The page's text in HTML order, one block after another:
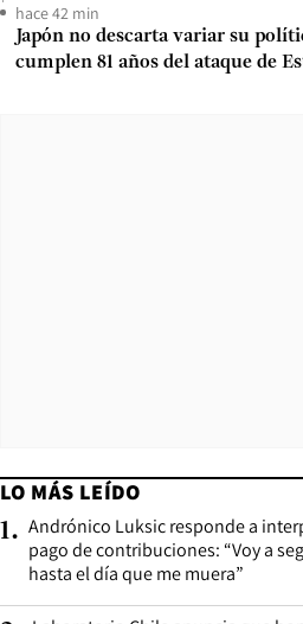
hace 42 min
Japón no descarta variar su
cumplen 81 años del ataque de
LO MÁS LEÍDO
1. Andrónico Luksic responde a
pago de contribuciones: “Voy a
hasta el día que me muera”